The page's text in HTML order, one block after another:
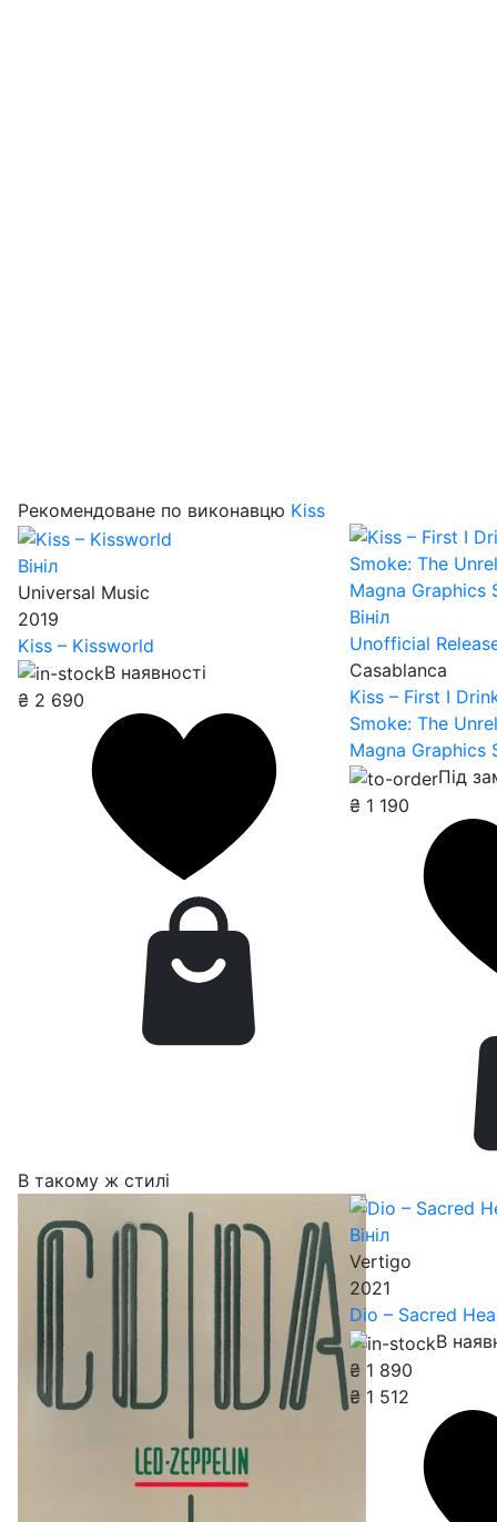
Рекомендоване по виконавцю Kiss
Вініл
Universal Music
2019
Kiss – Kissworld
В наявності
₴ 2 690
Вініл
Unofficial
Casablanca
Kiss – First I
Smoke: The
Magna Graphics
Під
₴ 1 190
В такому ж стилі
Вініл
Vertigo
2021
Dio – Sacred
В
₴ 1 890
₴ 1 512